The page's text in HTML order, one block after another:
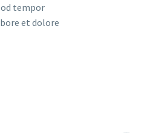
tempor
et dolore